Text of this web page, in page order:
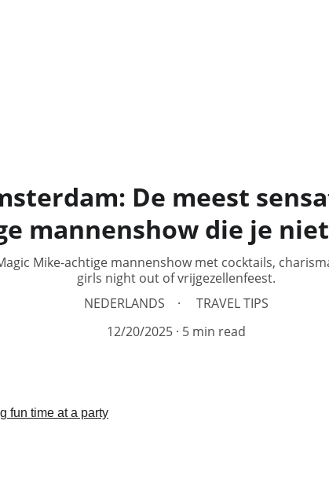
De meest
mannenshow die je
Mike-achtige mannenshow met cocktails,
girls night out of vrijgezellenfeest.
NEDERLANDS
TRAVEL TIPS
12/20/2025
5 min read